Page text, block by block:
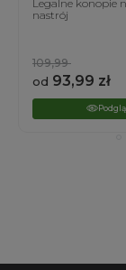
Omega-6 dla
skóry i zdrowych
od34,99zł